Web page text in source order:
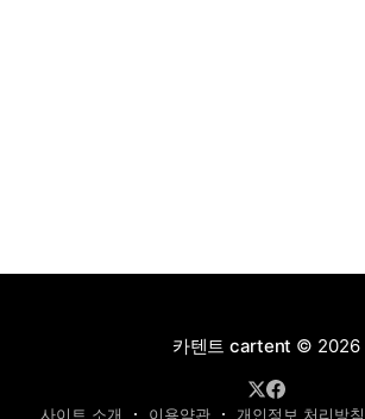
카텐트 cartent © 2026
사이트 소개 이용약관 개인정보 처리방침